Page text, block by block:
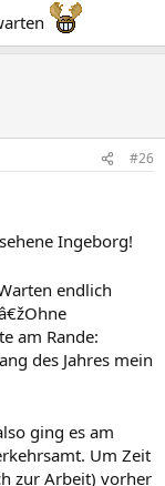
#26
Ingeborg!
endlich
am Rande:
des Jahres mein
ging es am
Um Zeit
zur Arbeit) vorher